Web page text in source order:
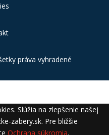
práva vyhradené
Slúžia na zlepšenie našej
zabery.sk. Pre bližšie
Ochrana súkromia.